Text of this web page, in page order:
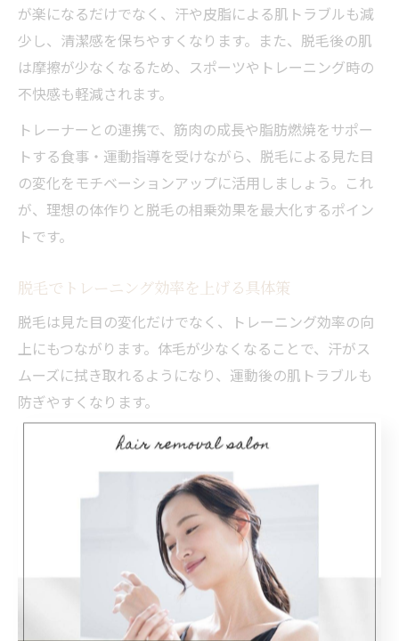
が楽になるだけでなく、汗や皮脂による肌トラブルも減
少し、清潔感を保ちやすくなります。また、脱毛後の肌
は摩擦が少なくなるため、スポーツやトレーニング時の
不快感も軽減されます。
トレーナーとの連携で、筋肉の成長や脂肪燃焼をサポー
トする食事・運動指導を受けながら、脱毛による見た目
の変化をモチベーションアップに活用しましょう。これ
が、理想の体作りと脱毛の相乗効果を最大化するポイン
トです。
脱毛でトレーニング効率を上げる具体策
脱毛は見た目の変化だけでなく、トレーニング効率の向
上にもつながります。体毛が少なくなることで、汗がス
ムーズに拭き取れるようになり、運動後の肌トラブルも
防ぎやすくなります。
また、筋肉の動きが分かりやすくなることで、トレーナ
うになります。特に箕面市や和泉市のパーソナルトレー
ニングジムでは、脱毛とトレーニングを組み合わせたプ
ランが注目されています。
脱毛後は、運動前後の保湿や、摩擦を避けたウェア選び
を心がけることで、肌トラブルを防ぎつつ効率的なトレ
ーニングが可能です。自分のライフスタイルや目標に合